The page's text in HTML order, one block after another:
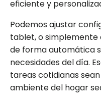
eficiente y
Podemos ajustar
tablet, o simplemente
de forma automática
necesidades del día.
tareas cotidianas
ambiente del hogar